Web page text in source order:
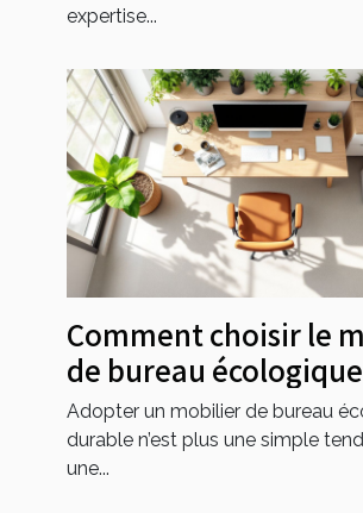
expertise...
Comment choisir le
de bureau
durable ?
Adopter un mobilier de bureau
durable n’est plus une simple
une...